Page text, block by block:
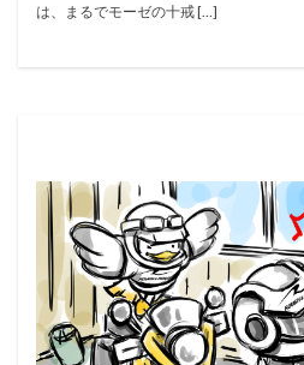
は、まるでモーゼの十戒 […]